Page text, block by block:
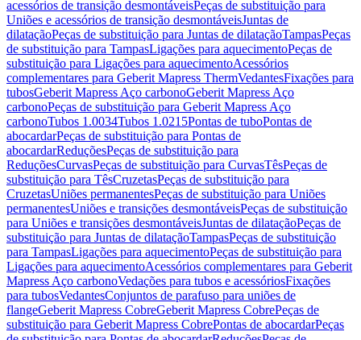
acessórios de transição desmontáveisPeças de substituição para
Uniões e acessórios de transição desmontáveisJuntas de
dilataçãoPeças de substituição para Juntas de dilataçãoTampasPeças
de substituição para TampasLigações para aquecimentoPeças de
substituição para Ligações para aquecimentoAcessórios
complementares para Geberit Mapress ThermVedantesFixações para
tubosGeberit Mapress Aço carbonoGeberit Mapress Aço
carbonoPeças de substituição para Geberit Mapress Aço
carbonoTubos 1.0034Tubos 1.0215Pontas de tuboPontas de
abocardarPeças de substituição para Pontas de
abocardarReduçõesPeças de substituição para
ReduçõesCurvasPeças de substituição para CurvasTêsPeças de
substituição para TêsCruzetasPeças de substituição para
CruzetasUniões permanentesPeças de substituição para Uniões
permanentesUniões e transições desmontáveisPeças de substituição
para Uniões e transições desmontáveisJuntas de dilataçãoPeças de
substituição para Juntas de dilataçãoTampasPeças de substituição
para TampasLigações para aquecimentoPeças de substituição para
Ligações para aquecimentoAcessórios complementares para Geberit
Mapress Aço carbonoVedações para tubos e acessóriosFixações
para tubosVedantesConjuntos de parafuso para uniões de
flangeGeberit Mapress CobreGeberit Mapress CobrePeças de
substituição para Geberit Mapress CobrePontas de abocardarPeças